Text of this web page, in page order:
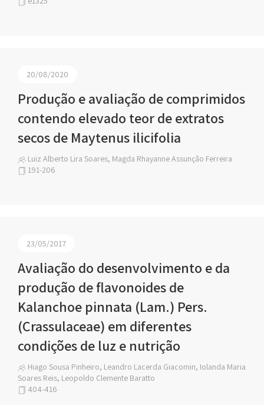
20/08/2020
Produção e avaliação de comprimidos
contendo elevado teor de extratos
secos de Maytenus ilicifolia
Luiz Alberto Lira Soares, Magda Rhayanne Assunção Ferreira
191-206
23/05/2017
Avaliação do desenvolvimento e da
produção de flavonoides de
Kalanchoe pinnata (Lam.) Pers.
(Crassulaceae) em diferentes
condições de luz e nutrição
Hiago Sousa Pinheiro, Leandro Lacerda Giacomin, Iolanda Maria
Soares Reis, Leopoldo Clemente Baratto
404-416